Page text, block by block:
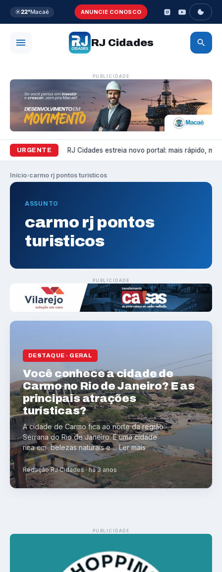
☀️22°Macaé ANUNCIE CONOSCO
RJ Cidades
PUBLICIDADE
URGENTE
Variedades RJ Cidades estreia novo portal: mais rápido,
Início›carmo rj pontos turisticos
ASSUNTO
carmo rj pontos
turisticos
PUBLICIDADE
DESTAQUE · GERAL
Você conhece a cidade de
Carmo no Rio de Janeiro? E as
principais atrações
turísticas?
A cidade de Carmo fica ao norte da região
Serrana do Rio de Janeiro. É uma cidade
rica em belezas naturais e ... Ler mais
Redação RJ Cidades · há 3 anos
PUBLICIDADE